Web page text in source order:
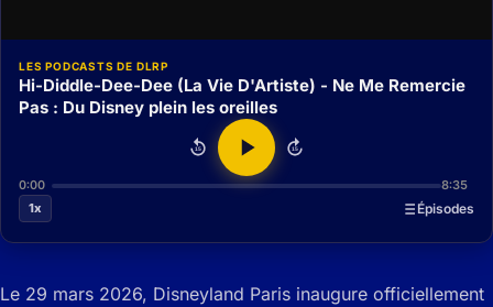
LES PODCASTS DE DLRP
Hi-Diddle-Dee-Dee (La Vie D'Artiste) - Ne Me Remercie
Pas : Du Disney plein les oreilles
15 15
0:00
8:35
1x
Épisodes
Le 29 mars 2026, Disneyland Paris inaugure officiellement